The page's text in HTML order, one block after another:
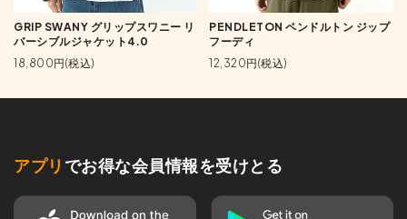
GRIP SWANY グリップスワニー リ
バーシブルジャケット4.0
18,800円(税込)
PENDLETON ペンドルトン ジップ
フーディ
12,320円(税込)
アプリ でお得な会員情報を受けとる